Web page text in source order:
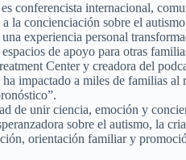
conferencista internacional,
la concienciación sobre el
experiencia personal
de apoyo para otras
Center y creadora del
impactado a miles de familias al
de unir ciencia, emoción y
sobre el autismo, la
orientación familiar y